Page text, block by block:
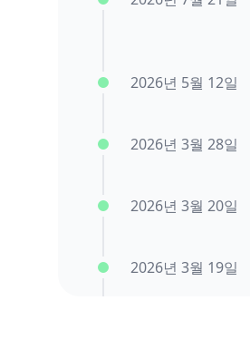
2026년 5월 12일
2026년 3월 28일
2026년 3월 20일
2026년 3월 19일